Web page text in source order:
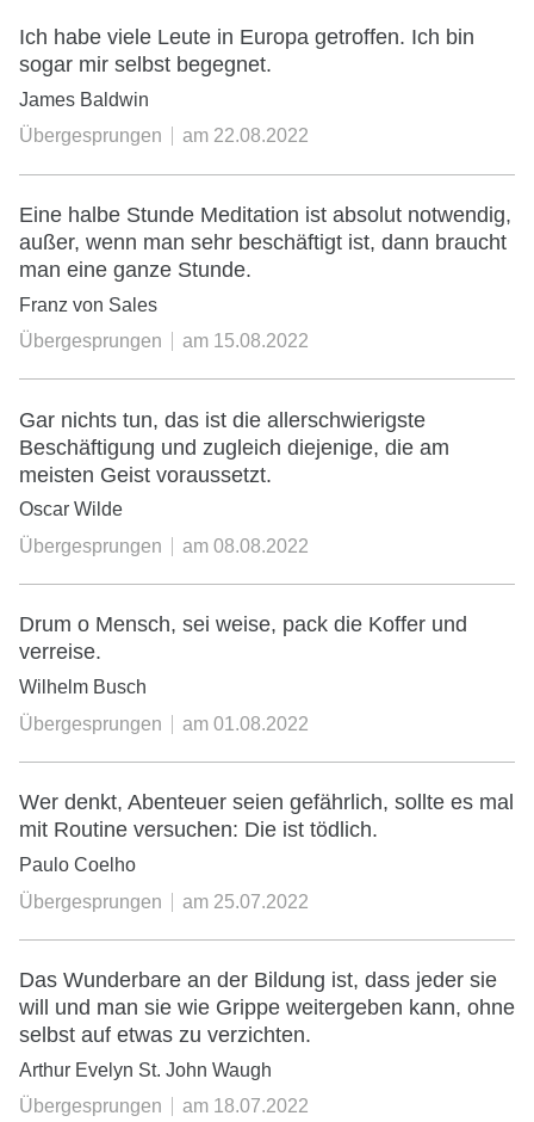
Ich habe viele Leute in Europa getroffen. Ich bin
sogar mir selbst begegnet.
James Baldwin
Übergesprungen
am 22.08.2022
Eine halbe Stunde Meditation ist absolut notwendig,
außer, wenn man sehr beschäftigt ist, dann braucht
man eine ganze Stunde.
Franz von Sales
Übergesprungen
am 15.08.2022
Gar nichts tun, das ist die allerschwierigste
Beschäftigung und zugleich diejenige, die am
meisten Geist voraussetzt.
Oscar Wilde
Übergesprungen
am 08.08.2022
Drum o Mensch, sei weise, pack die Koffer und
verreise.
Wilhelm Busch
Übergesprungen
am 01.08.2022
Wer denkt, Abenteuer seien gefährlich, sollte es mal
mit Routine versuchen: Die ist tödlich.
Paulo Coelho
Übergesprungen
am 25.07.2022
Das Wunderbare an der Bildung ist, dass jeder sie
will und man sie wie Grippe weitergeben kann, ohne
selbst auf etwas zu verzichten.
Arthur Evelyn St. John Waugh
Übergesprungen
am 18.07.2022